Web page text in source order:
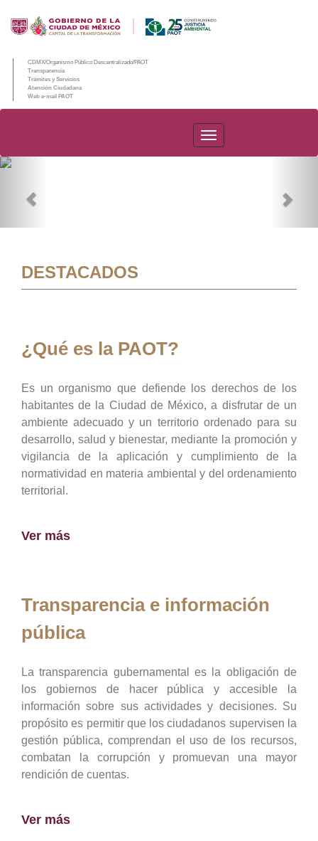
CDMX/Organismo Público Descentralizado/PAOT
Transparencia
Trámites y Servicios
Atención Ciudadana
Web e-mail PAOT
PAOT
DESTACADOS
¿Qué es la PAOT?
Es un organismo que defiende los derechos de los
habitantes de la Ciudad de México, a disfrutar de un
ambiente adecuado y un territorio ordenado para su
desarrollo, salud y bienestar, mediante la promoción y
vigilancia de la aplicación y cumplimiento de la
normatividad en materia ambiental y del ordenamiento
territorial.
Ver más
Transparencia e información
pública
La transparencia gubernamental es la obligación de
los gobiernos de hacer pública y accesible la
información sobre sus actividades y decisiones. Su
propósito es permitir que los ciudadanos supervisen la
gestión pública, comprendan el uso de los recursos,
combatan la corrupción y promuevan una mayor
rendición de cuentas.
Ver más